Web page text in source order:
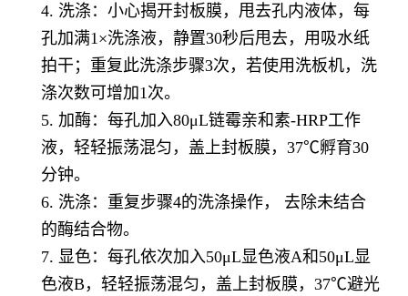
4. 洗涤：小心揭开封板膜，甩去孔内液体，每
孔加满1×洗涤液，静置30秒后甩去，用吸水纸
拍干；重复此洗涤步骤3次，若使用洗板机，洗
涤次数可增加1次。
5. 加酶：每孔加入80μL链霉亲和素-HRP工作
液，轻轻振荡混匀，盖上封板膜，37℃孵育30
分钟。
6. 洗涤：重复步骤4的洗涤操作， 去除未结合
的酶结合物。
7. 显色：每孔依次加入50μL显色液A和50μL显
色液B，轻轻振荡混匀，盖上封板膜，37℃避光